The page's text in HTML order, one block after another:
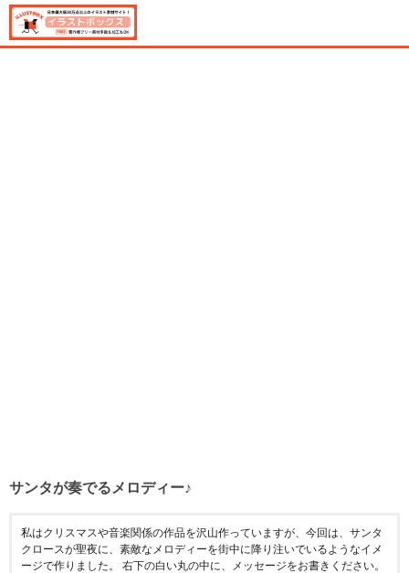
サンタが奏でるメロディー♪
私はクリスマスや音楽関係の作品を沢山作っていますが、今回は、サンタ
クロースが聖夜に、素敵なメロディーを街中に降り注いでいるようなイメ
ージで作りました。 右下の白い丸の中に、メッセージをお書きください。